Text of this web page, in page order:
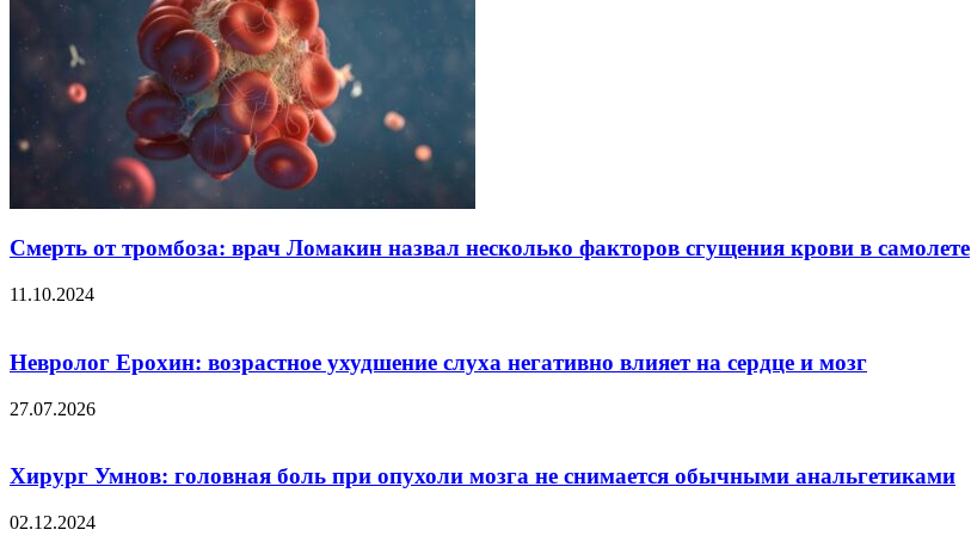
Смерть от тромбоза: врач Ломакин назвал несколько факторов сгущения крови в самолете
11.10.2024
Невролог Ерохин: возрастное ухудшение слуха негативно влияет на сердце и мозг
27.07.2026
Хирург Умнов: головная боль при опухоли мозга не снимается обычными анальгетиками
02.12.2024